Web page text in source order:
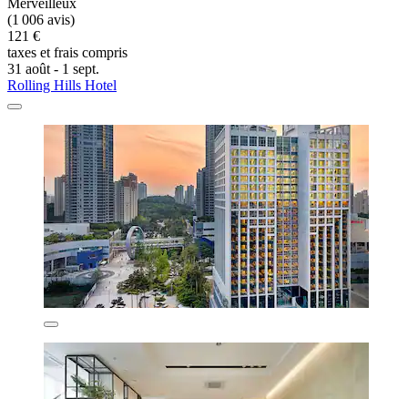
Merveilleux
(1 006 avis)
121 €
taxes et frais compris
31 août - 1 sept.
Rolling Hills Hotel